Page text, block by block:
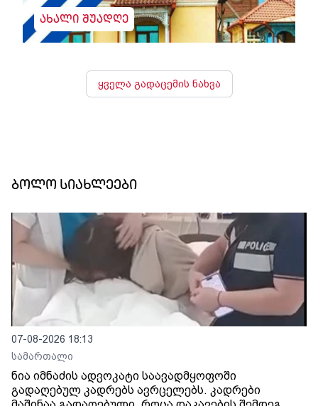
ახალი შუადღე
ყველა გადაცემის ნახვა
ბოლო სიახლეები
07-08-2026 18:13
სამართალი
ნია იმნაძის ადვოკატი საავადმყოფოში
გადაღებულ კადრებს ავრცელებს. კადრები